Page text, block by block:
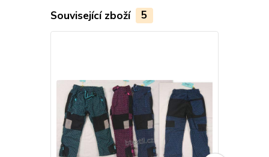
Související zboží 5